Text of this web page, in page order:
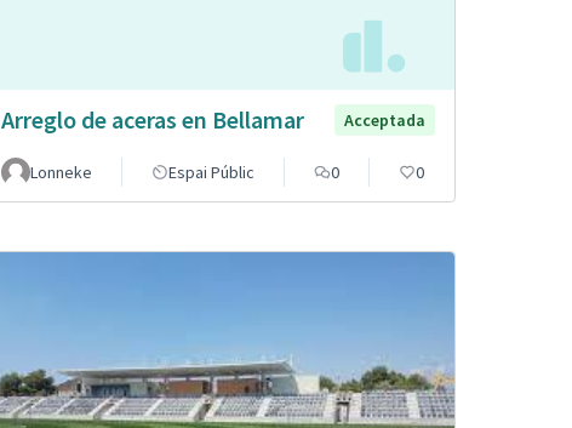
Arreglo de aceras en Bellamar Acceptada
Lonneke Espai Públic 0 0